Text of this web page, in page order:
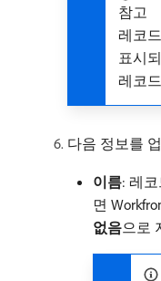
참고
레코
표시
레코
다음 정보를
이름: 레
면
없음으로